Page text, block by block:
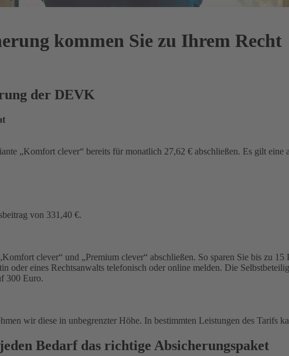
kommen Sie zu Ihrem Recht
der DEVK
„Komfort clever“ bereits für monatlich 27,62 € abschließen. Es gilt eine
von 331,40 €.
clever“ und „Premium clever“ abschließen. So sparen Sie bis zu
oder eines Rechtsanwalts telefonisch oder online melden. Die
300 Euro.
wir diese in unbegrenzter Höhe. In bestimmten Leistungen des Tarifs
Bedarf das richtige Absicherungspaket